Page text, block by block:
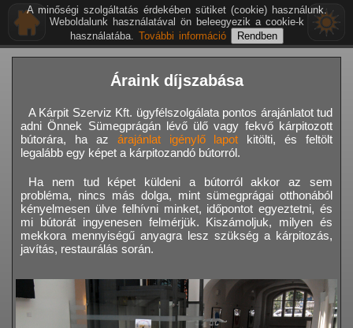
Áraink díjszabása
A Kárpit Szerviz Kft. ügyfélszolgálata pontos árajánlatot tud
adni Önnek Sümegprágán lévő ülő vagy fekvő kárpitozott
bútorára, ha az árajánlat igénylő lapot kitölti, és feltölt
legalább egy képet a kárpitozandó bútorról.
Ha nem tud képet küldeni a bútorról akkor az sem
probléma, nincs más dolga, mint sümegprágai otthonából
kényelmesen ülve felhívni minket, időpontot egyeztetni, és
mi bútorát ingyenesen felmérjük. Kiszámoljuk, milyen és
mekkora mennyiségű anyagra lesz szükség a kárpitozás,
javítás, restaurálás során.
A minőségi szolgáltatás érdekében sütiket (cookie) használunk.
Weboldalunk használatával ön beleegyezik a cookie-k
használatába. További információ